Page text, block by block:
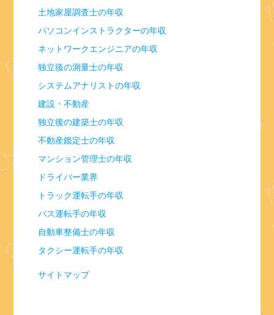
土地家屋調査士の年収
パソコンインストラクターの年収
ネットワークエンジニアの年収
独立後の測量士の年収
システムアナリストの年収
建設・不動産
独立後の建築士の年収
不動産鑑定士の年収
マンション管理士の年収
ドライバー業界
トラック運転手の年収
バス運転手の年収
自動車整備士の年収
タクシー運転手の年収
サイトマップ